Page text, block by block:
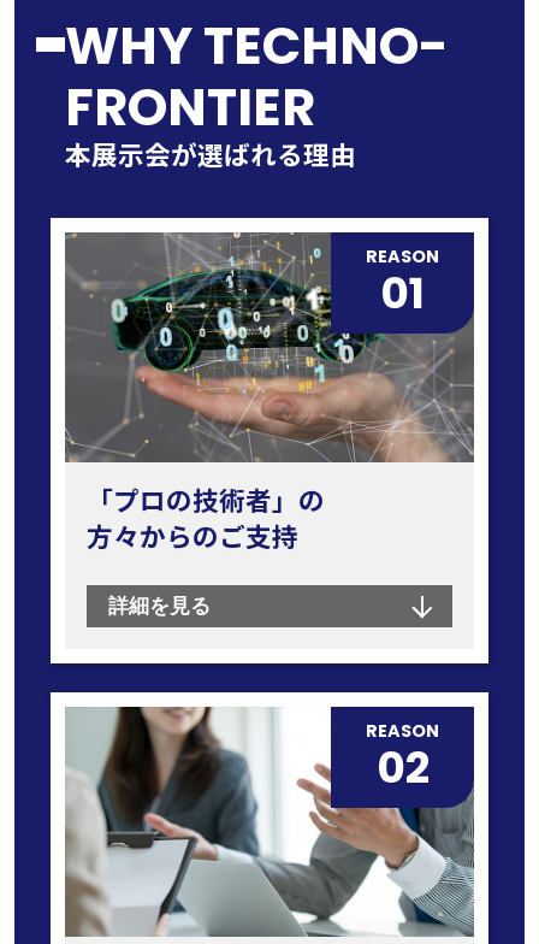
来場事前登録受付開始いたしました。
2026.05.15
WEBガイドを公開いたしました。
出展者マイページを公開いたしました。
2026.02.17
ソフトバンクの出展が決定いたしまし
た！
2025.08.01
出展申し込み受付開始しました。
2025.07.25
2026年開催決定いたしました。お問い合せは
こちらから
2025.07.25
2025.07.17
会場案内図公開いたしました！
2025.05.26
来場事前登録受付開始いたしました！
2025.01.01
Xiaomi分解大会、実施します！
WHY TECHNO-
FRONTIER
本展示会が選ばれる理由
REASON
01
「プロの技術者」の
方々からのご支持
詳細を見る
REASON
02